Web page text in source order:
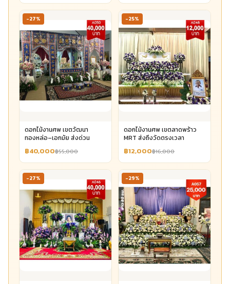
-27%
ดอกไม้งานศพ เขตวัฒนา
ทองหล่อ–เอกมัย ส่งด่วน
฿40,000฿55,000
-25%
ดอกไม้งานศพ เขตลาดพร้าว
MRT ส่งถึงวัดตรงเวลา
฿12,000฿16,000
-27% -29%